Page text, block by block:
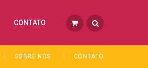
CONTATO
SOBRE NÓS CONTATO